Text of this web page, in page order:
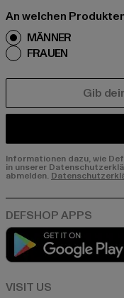
An welchen
MÄNNER
FRAUEN
Informationen dazu, wie
in unserer
abmelden.